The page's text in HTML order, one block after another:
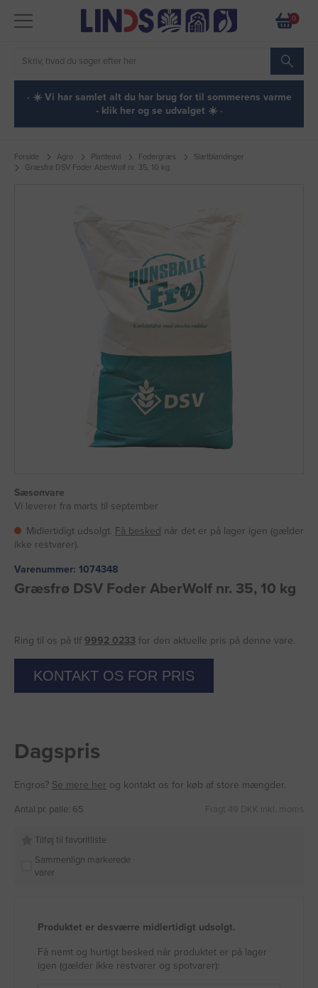
0
· ☀️ Vi har samlet alt du har brug for til sommerens varme
- klik her og se udvalget ☀️ ·
Forside Agro Planteavl Fodergræs
Slætblandinger
Græsfrø DSV Foder AberWolf nr. 35, 10 kg
Sæsonvare
Vi leverer fra marts til september
Midlertidigt udsolgt. Få besked når det er på lager igen (gælder
ikke restvarer).
Varenummer: 1074348
Græsfrø DSV Foder AberWolf nr. 35, 10 kg
Ring til os på tlf 9992 0233 for den aktuelle pris på denne vare.
KONTAKT OS FOR PRIS
Dagspris
Engros? Se mere her og kontakt os for køb af store mængder.
Antal pr. palle: 65 Fragt 49 DKK inkl. moms
Tilføj til favoritliste
Sammenlign markerede
varer
Produktet er desværre midlertidigt udsolgt.
Få nemt og hurtigt besked når produktet er på lager
igen (gælder ikke restvarer og spotvarer):